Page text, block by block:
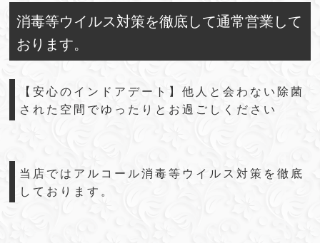
消毒等ウイルス対策を徹底して通常営業して
おります。
【安心のインドアデート】他人と会わない除菌
された空間でゆったりとお過ごしください
当店ではアルコール消毒等ウイルス対策を徹底
しております。